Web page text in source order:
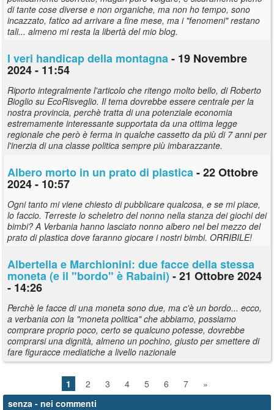
di tante cose diverse e non organiche, ma non ho tempo, sono
incazzato, fatico ad arrivare a fine mese, ma i "fenomeni" restano
tali... almeno mi resta la libertà del mio blog.
I veri handicap della montagna- 19 Novembre
2024 - 11:54
Riporto integralmente l'articolo che ritengo molto bello, di Roberto
Bioglio su EcoRisveglio. Il tema dovrebbe essere centrale per la
nostra provincia, perchè tratta di una potenziale economia
estremamente interessante supportata da una ottima legge
regionale che però è ferma in qualche cassetto da più di 7 anni per
l'inerzia di una classe politica sempre più imbarazzante.
Albero morto in un prato di plastica- 22 Ottobre
2024 - 10:57
Ogni tanto mi viene chiesto di pubblicare qualcosa, e se mi piace,
lo faccio. Terreste lo scheletro del nonno nella stanza dei giochi dei
bimbi? A Verbania hanno lasciato nonno albero nel bel mezzo del
prato di plastica dove faranno giocare i nostri bimbi. ORRIBILE!
Albertella e Marchionini: due facce della stessa
moneta (e il "bordo" è Rabaini) - 21 Ottobre 2024
- 14:26
Perchè le facce di una moneta sono due, ma c'è un bordo... ecco,
a verbania con la "moneta politica" che abbiamo, possiamo
comprare proprio poco, certo se qualcuno potesse, dovrebbe
comprarsi una dignità, almeno un pochino, giusto per smettere di
fare figuracce mediatiche a livello nazionale
1 2 3 4 5 6 7
»
senza - nei commenti